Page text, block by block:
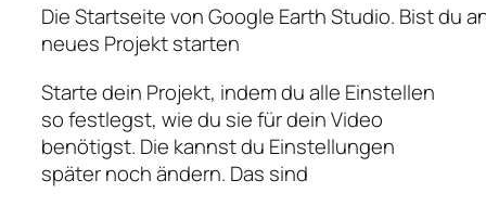
Die Startseite von Google Earth Studio. Bist du
neues Projekt starten
Starte dein Projekt, indem du alle Einstellen
so festlegst, wie du sie für dein Video
benötigst. Die kannst du Einstellungen
später noch ändern. Das sind